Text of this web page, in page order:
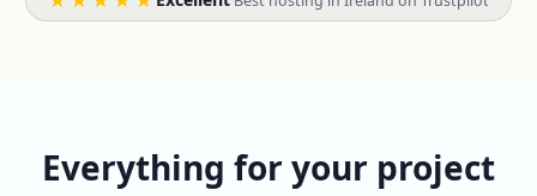
Everything for your project